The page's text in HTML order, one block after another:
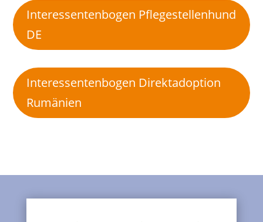
Interessentenbogen Pflegestellenhund
DE
Interessentenbogen Direktadoption
Rumänien